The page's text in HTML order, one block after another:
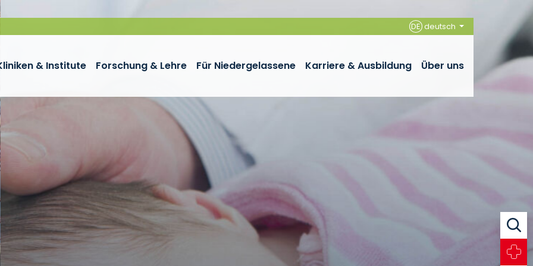
DEdeutsch
& Institute Forschung & Lehre Für Niedergelassene Karriere & Ausbildung Über uns
Notfall